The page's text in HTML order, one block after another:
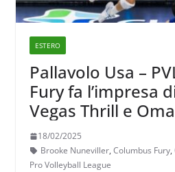
ESTERO
Pallavolo Usa –
Fury fa l’impresa
Vegas Thrill e
Supernovas passa
posto del ranking
18/02/2025
Brooke Nuneviller, Columbus Fury,
Pro Volleyball League